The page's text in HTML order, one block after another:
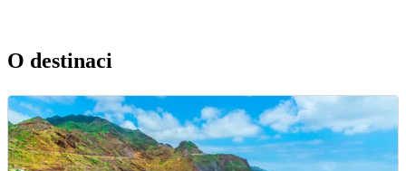
O destinaci